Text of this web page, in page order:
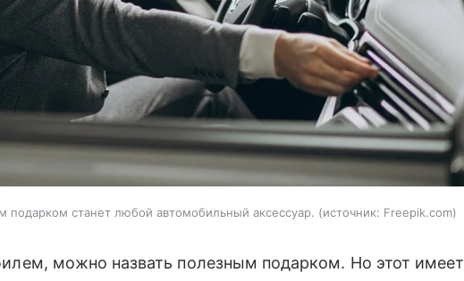
подарком станет любой автомобильный аксессуар. источник: Freepik.com
можно назвать полезным подарком. Но этот имеет